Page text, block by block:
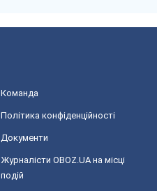
Команда
Політика конфіденційності
Документи
Журналісти OBOZ.UA на місці
подій